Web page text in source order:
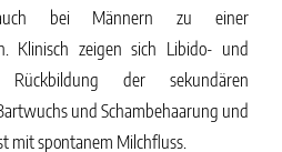
bei Männern zu einer
Klinisch zeigen sich Libido- und
Rückbildung der sekundären
und Schambehaarung und
mit spontanem Milchfluss.